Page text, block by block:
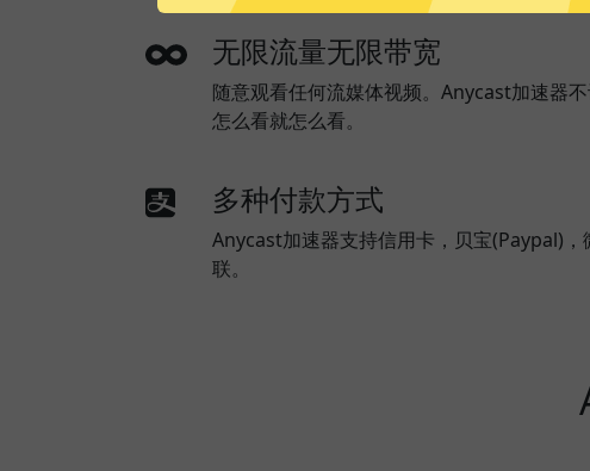
无限流量无限带宽
随意观看任何流媒体视频。Anycast加速器
怎么看就怎么看。
多种付款方式
Anycast加速器支持信用卡，贝宝(Paypal)，
联。